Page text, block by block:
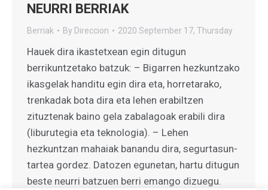
NEURRI BERRIAK
Berriak By Direccion 2020 September 17, Thursday
Hauek dira ikastetxean egin ditugun
berrikuntzetako batzuk: – Bigarren hezkuntzako
ikasgelak handitu egin dira eta, horretarako,
trenkadak bota dira eta lehen erabiltzen
zituztenak baino gela zabalagoak erabili dira
(liburutegia eta teknologia). – Lehen
hezkuntzan mahaiak banandu dira, segurtasun-
tartea gordez. Datozen egunetan, hartu ditugun
beste neurri batzuen berri emango dizuegu.